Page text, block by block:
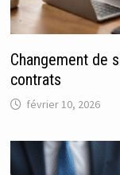
Changement de
contrats
février 10, 2026